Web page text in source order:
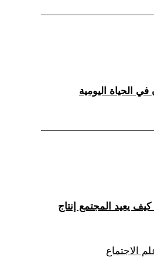
كيف يعيد المجتمع إنتاج
الاجتماع